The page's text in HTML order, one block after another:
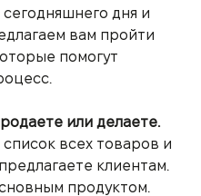
дня и
вам пройти
помогут
или делаете.
всех товаров и
клиентам.
продуктом.